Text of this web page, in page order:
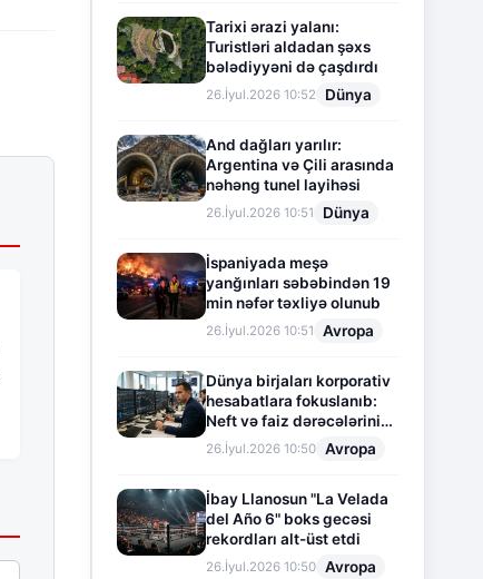
Tarixi ərazi yalanı:
Turistləri aldadan şəxs
bələdiyyəni də çaşdırdı
26.İyul.2026 10:52 Dünya
And dağları yarılır:
Argentina və Çili arasında
nəhəng tunel layihəsi
26.İyul.2026 10:51 Dünya
İspaniyada meşə
yanğınları səbəbindən 19
min nəfər təxliyə olunub
26.İyul.2026 10:51 Avropa
Dünya birjaları korporativ
hesabatlara fokuslanıb:
Neft və faiz dərəcələrinin
təsiri altında cari vəziyyət
26.İyul.2026 10:50 Avropa
İbay Llanosun "La Velada
del Año 6" boks gecəsi
rekordları alt-üst etdi
26.İyul.2026 10:50 Avropa